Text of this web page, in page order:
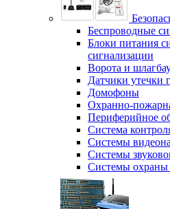
Беспроводные
Блоки питания
сигнализации
Ворота и
Датчики утечки
Домофоны
Охранно-
Периферийное
Система
Системы
Системы
Системы охраны